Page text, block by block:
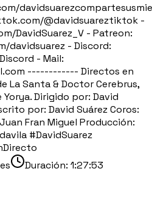
@davidsuareztiktok -
DavidSuarez_V - Patreon:
davidsuarez - Discord:
- Mail:
------------ Directos en
La Santa & Doctor Cerebrus,
Dirigido por: David
por: David Suárez Coros:
Fran Miguel Producción:
#DavidSuarez
Duración: 1:27:53